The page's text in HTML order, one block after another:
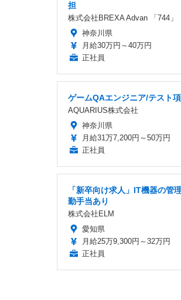
担
株式会社BREXA Advan 「744」
神奈川県
月給30万円～40万円
正社員
ゲームQAエンジニア/テスト
AQUARIUS株式会社
神奈川県
月給31万7,200円～50万円
正社員
「新卒向け求人」IT機器の管
勤手当あり
株式会社ELM
愛知県
月給25万9,300円～32万円
正社員